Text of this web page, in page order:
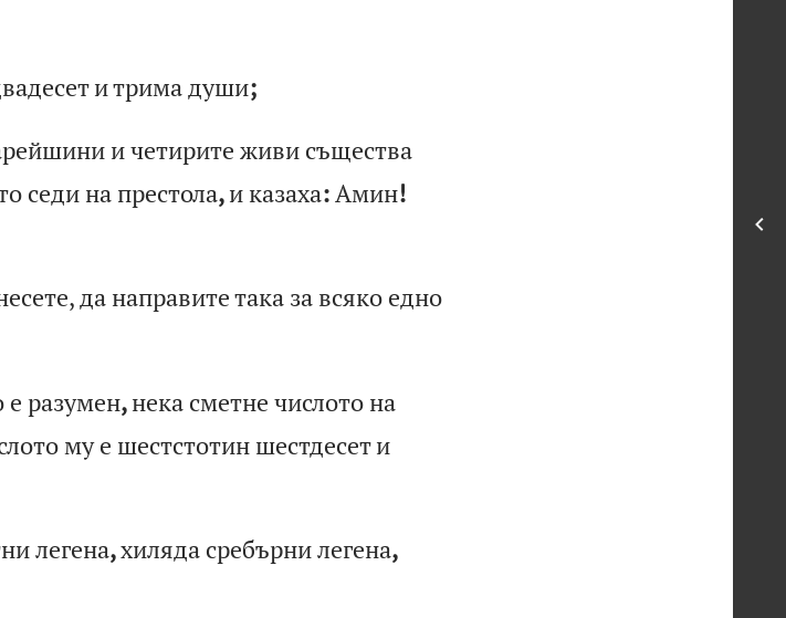
вадесетитримадуши;
ейшиниичетирите живисъщества
о седина престола,и казаха:Амин!
есете,да направитетаказа всяко едно
е разумен,некасметне числото на
лотомуе шестстотиншестдесети
илегена,хилядасребърнилегена,